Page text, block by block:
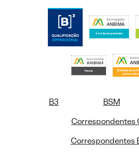
B3 BSM
Correspondentes
Correspondentes